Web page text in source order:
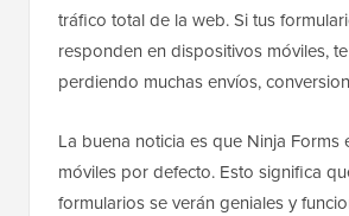
tráfico total de la web. Si tus
responden en dispositivos móviles,
perdiendo muchas envíos,
La buena noticia es que Ninja Forms
móviles por defecto. Esto significa
formularios se verán geniales y